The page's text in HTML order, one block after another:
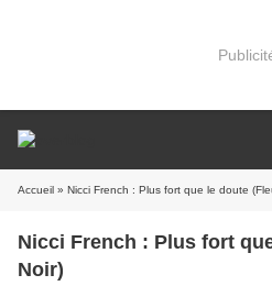
Accueil » Nicci French : Plus fort que le doute
Nicci French : Plus fort
Noir)